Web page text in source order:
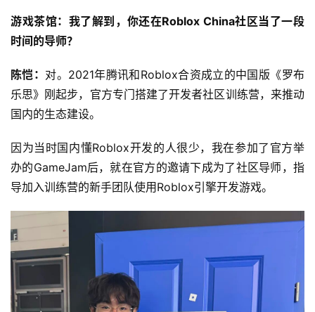
游戏茶馆：我了解到，你还在Roblox China社区当了一段
时间的导师？
陈恺： 对。2021年腾讯和Roblox合资成立的中国版《罗布
乐思》刚起步，官方专门搭建了开发者社区训练营，来推动
国内的生态建设。
因为当时国内懂Roblox开发的人很少，我在参加了官方举
办的GameJam后，就在官方的邀请下成为了社区导师，指
导加入训练营的新手团队使用Roblox引擎开发游戏。